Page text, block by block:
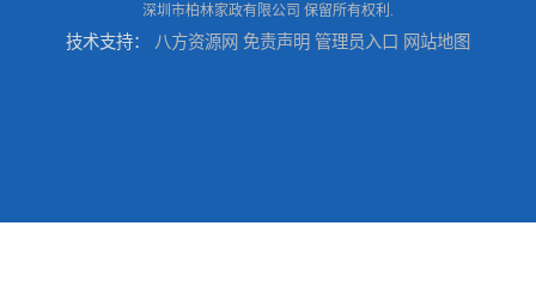
深圳市柏林家政有限公司 保留所有权利.
技术支持： 八方资源网 免责声明 管理员入口 网站地图